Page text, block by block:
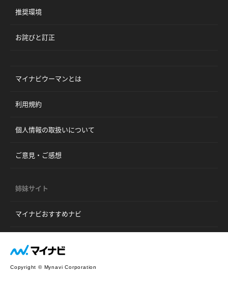
推奨環境
お詫びと訂正
マイナビウーマンとは
利用規約
個人情報の取扱いについて
ご意見・ご感想
姉妹サイト
マイナビおすすめナビ
Copyright © Mynavi Corporation